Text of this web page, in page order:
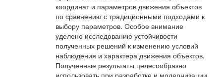
координат и параметров движения объектов
по сравнению с традиционными подходами к
выбору параметров. Особое внимание
уделено исследованию устойчивости
полученных решений к изменению условий
наблюдения и характера движения объектов.
Полученные результаты целесообразно
использовать при разработке и модернизации